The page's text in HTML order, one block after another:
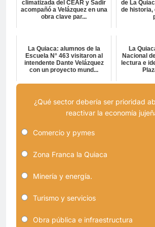
climatizada del CEAR y Sadir
acompañó a Velázquez en una
obra clave par...
de La
de historia,
La Quiaca: alumnos de la
Escuela N° 463 visitaron al
intendente Dante Velázquez
con un proyecto mund...
La
Nacional
lectura e
¿Qué sector debería ser prioridad
reactivar la economía
Comercio y pymes
Zona Franca la Quiaca
Minería y energía.
Turismo y servicios
Obra pública e infraestructura